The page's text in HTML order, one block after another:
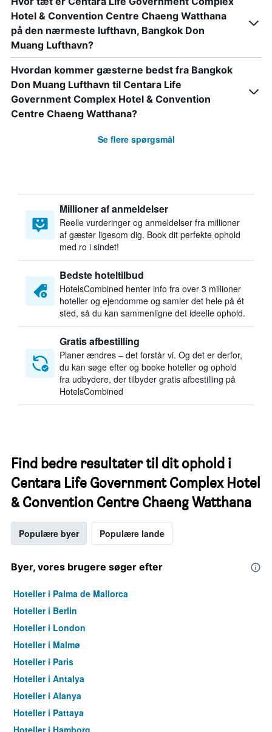
Hotel & Convention Centre Chaeng Watthana
på den nærmeste lufthavn, Bangkok Don
Muang Lufthavn?
Hvordan kommer gæsterne bedst fra Bangkok
Don Muang Lufthavn til Centara Life
Government Complex Hotel & Convention
Centre Chaeng Watthana?
Se flere spørgsmål
Millioner af anmeldelser
Reelle vurderinger og anmeldelser fra millioner
af gæster ligesom dig. Book dit perfekte ophold
med ro i sindet!
Bedste hoteltilbud
HotelsCombined henter info fra over 3 millioner
hoteller og ejendomme og samler det hele på ét
sted, så du kan sammenligne det ideelle ophold.
Gratis afbestilling
Planer ændres – det forstår vi. Og det er derfor,
du kan søge efter og booke hoteller og ophold
fra udbydere, der tilbyder gratis afbestilling på
HotelsCombined
Find bedre resultater til dit ophold i
Centara Life Government Complex Hotel
& Convention Centre Chaeng Watthana
Populære byer Populære lande
Byer, vores brugere søger efter
Hoteller i Palma de Mallorca
Hoteller i Berlin
Hoteller i London
Hoteller i Malmø
Hoteller i Paris
Hoteller i Antalya
Hoteller i Alanya
Hoteller i Pattaya
Hoteller i Hamborg